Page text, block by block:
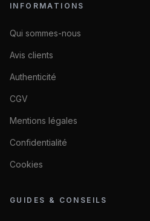
INFORMATIONS
Qui sommes-nous
Avis clients
Authenticité
CGV
Mentions légales
Confidentialité
Cookies
GUIDES & CONSEILS